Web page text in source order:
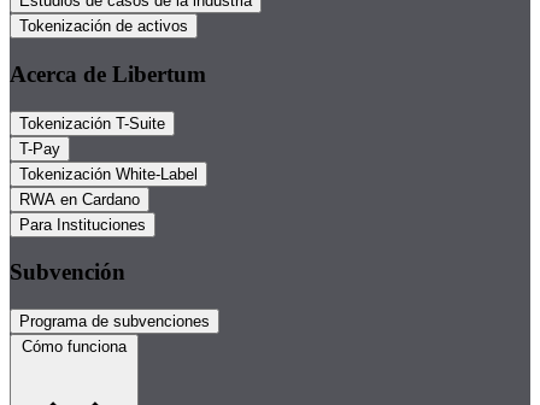
Tokenización de activos
Acerca de Libertum
Tokenización T-Suite
T-Pay
Tokenización White-Label
RWA en Cardano
Para Instituciones
Subvención
Programa de subvenciones
Cómo funciona